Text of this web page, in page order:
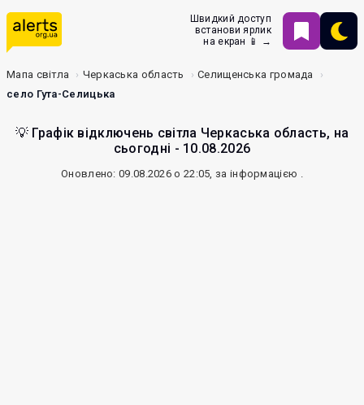
Швидкий доступ
встанови ярлик
на екран 📱 →
Мапа світла Черкаська область
Селищенська громада
село Гута-Селицька
💡 Графік відключень світла Черкаська область, на
сьогодні - 10.08.2026
Оновлено: 09.08.2026 о 22:05, за інформацією .